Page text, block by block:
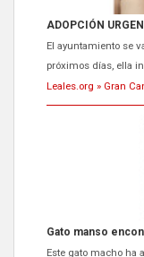
ADOPCIÓN
El ayuntamiento se
próximos días, ella
Leales.org » Gran
Gato manso
Este gato macho ha